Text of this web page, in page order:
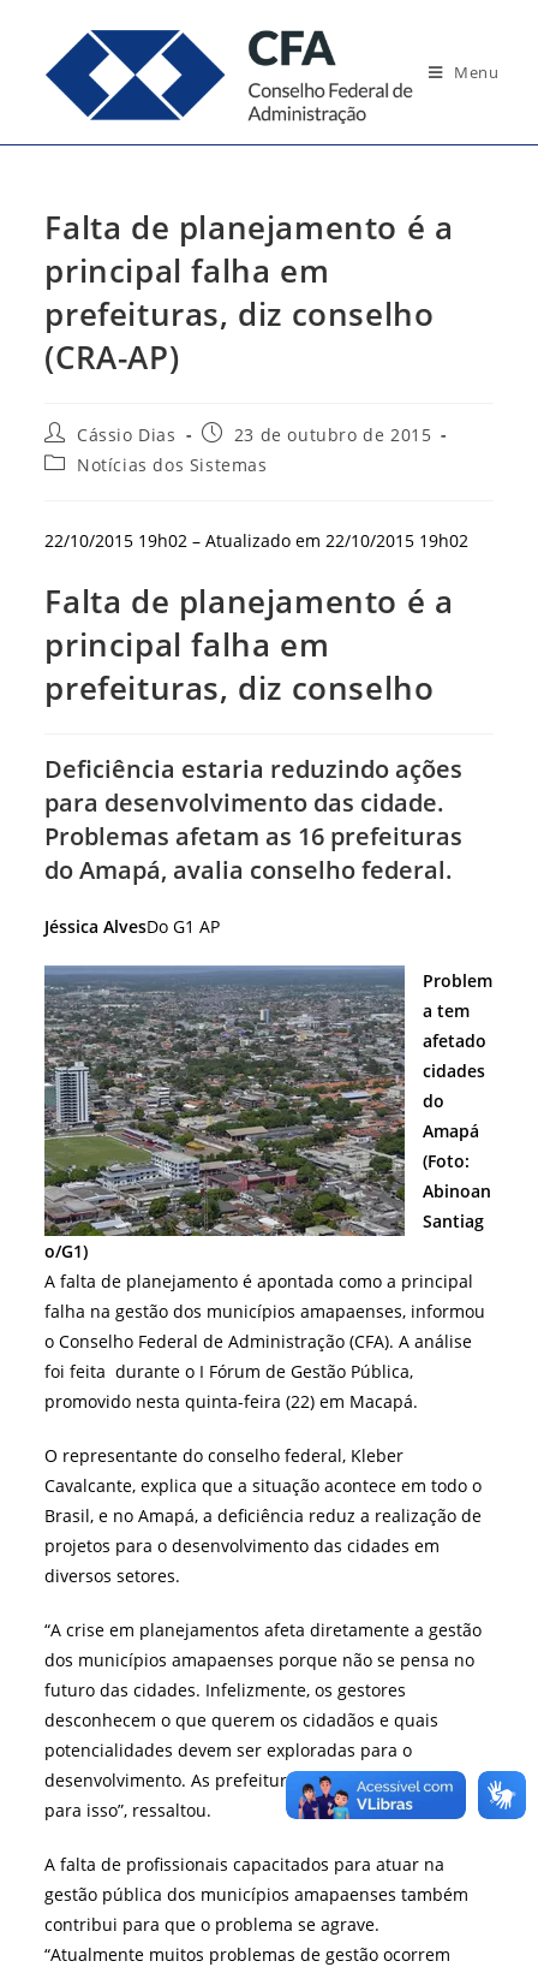
conteúdo
Menu
Falta de planejamento é a
principal falha em
prefeituras, diz conselho
(CRA-AP)
Autor
do
post:
Cássio Dias
Post
publicado:
23 de outubro de 2015
Categoria
Notícias dos Sistemas
22/10/2015 19h02 – Atualizado em22/10/2015 19h02
Falta de planejamento é a
principal falha em
prefeituras, diz conselho
Deficiência estaria reduzindo ações
para desenvolvimento das cidade.
Problemas afetam as 16 prefeituras
do Amapá, avalia conselho federal.
Jéssica AlvesDo G1 AP
Problem
a tem
afetado
cidades
do
Amapá
(Foto:
Abinoan
Santiag
o/G1)
A falta de planejamento é apontada como a principal
falha na gestão dos municípios amapaenses, informou
o Conselho Federal de Administração (CFA). A análise
foi feita durante o I Fórum de Gestão Pública,
promovido nesta quinta-feira (22) em Macapá.
O representante do conselho federal, Kleber
Cavalcante, explica que a situação acontece em todo o
Brasil, e no Amapá, a deficiência reduz a realização de
projetos para o desenvolvimento das cidades em
diversos setores.
“A crise em planejamentos afeta diretamente a gestão
dos municípios amapaenses porque não se pensa no
futuro das cidades. Infelizmente, os gestores
desconhecem o que querem os cidadãos e quais
potencialidades devem ser exploradas para o
desenvolvimento. As prefeituras não fazem planos
para isso”, ressaltou.
A falta de profissionais capacitados para atuar na
gestão pública dos municípios amapaenses também
contribui para que o problema se agrave.
“Atualmente muitos problemas de gestão ocorrem